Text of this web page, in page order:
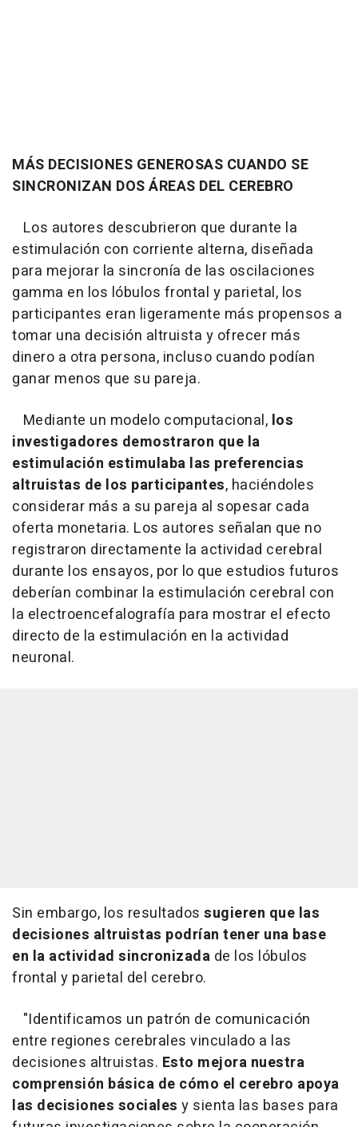
MÁS DECISIONES GENEROSAS CUANDO SE
SINCRONIZAN DOS ÁREAS DEL CEREBRO
Los autores descubrieron que durante la
estimulación con corriente alterna, diseñada
para mejorar la sincronía de las oscilaciones
gamma en los lóbulos frontal y parietal, los
participantes eran ligeramente más propensos a
tomar una decisión altruista y ofrecer más
dinero a otra persona, incluso cuando podían
ganar menos que su pareja.
Mediante un modelo computacional, los
investigadores demostraron que la
estimulación estimulaba las preferencias
altruistas de los participantes, haciéndoles
considerar más a su pareja al sopesar cada
oferta monetaria. Los autores señalan que no
registraron directamente la actividad cerebral
durante los ensayos, por lo que estudios futuros
deberían combinar la estimulación cerebral con
la electroencefalografía para mostrar el efecto
directo de la estimulación en la actividad
neuronal.
Sin embargo, los resultados sugieren que las
decisiones altruistas podrían tener una base
en la actividad sincronizada de los lóbulos
frontal y parietal del cerebro.
"Identificamos un patrón de comunicación
entre regiones cerebrales vinculado a las
decisiones altruistas. Esto mejora nuestra
comprensión básica de cómo el cerebro apoya
las decisiones sociales y sienta las bases para